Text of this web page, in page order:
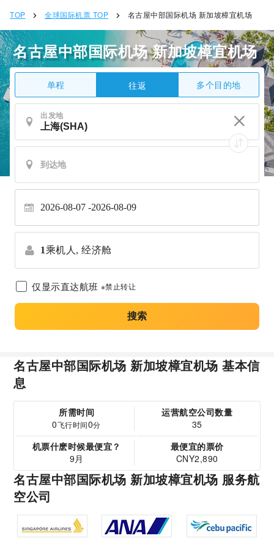
TOP 全球国际机票 TOP 名古屋中部国际机场 新加坡樟宜机场
名古屋中部国际机场 新加坡樟宜机场
单程 往返 多个目的地
出发地
2026-08-07 2026-08-09
1乘机人, 经济舱
仅显示直达航班 ※禁止转让
搜索
名古屋中部国际机场 新加坡樟宜机场 基本信
息
所需时间
0飞行时间0分
运营航空公司数量
35
机票什麽时候最便宜？
9月
最便宜的票价
CNY2,890
名古屋中部国际机场 新加坡樟宜机场 服务航
空公司